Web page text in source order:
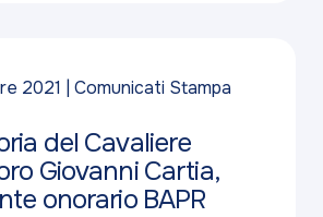
2021 Comunicati Stampa
del Cavaliere
Giovanni Cartia,
onorario BAPR